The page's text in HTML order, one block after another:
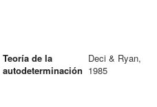
Teoría de la
autodeterminación
Deci & Ryan,
1985